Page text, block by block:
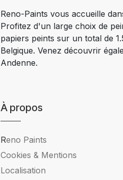
Reno-Paints vous accueille
Profitez d'un large choix de
papiers peints sur un total de
Belgique. Venez découvrir
Andenne.
À propos
Reno Paints
Cookies & Mentions
Localisation